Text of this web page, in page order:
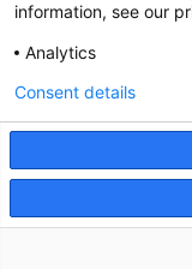
935 120 481
cgtcatalunya
information, see our
Analytics
Consent details